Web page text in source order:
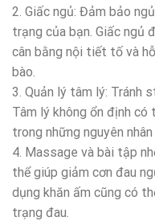
2. Giấc ngủ: Đảm bảo
trạng của bạn. Giấc ngủ
cân bằng nội tiết tố và
bào.
3. Quản lý tâm lý: Tránh
Tâm lý không ổn định
trong những nguyên
4. Massage và bài tập
thể giúp giảm cơn đau
dụng khăn ấm cũng có
trạng đau.